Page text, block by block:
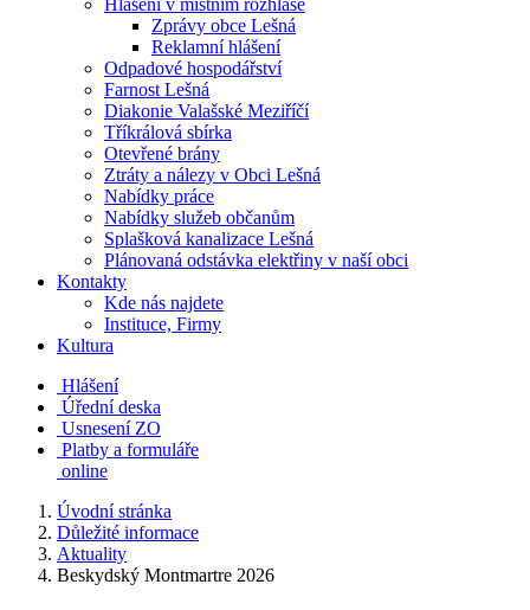
Hlášení v místním rozhlase
Zprávy obce Lešná
Reklamní hlášení
Odpadové hospodářství
Farnost Lešná
Diakonie Valašské Meziříčí
Tříkrálová sbírka
Otevřené brány
Ztráty a nálezy v Obci Lešná
Nabídky práce
Nabídky služeb občanům
Splašková kanalizace Lešná
Plánovaná odstávka elektřiny v naší obci
Kontakty
Kde nás najdete
Instituce, Firmy
Kultura
Hlášení
Úřední deska
Usnesení ZO
Platby a formuláře
online
Úvodní stránka
Důležité informace
Aktuality
Beskydský Montmartre 2026